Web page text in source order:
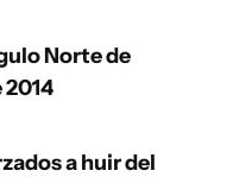
Norte de
a huir del